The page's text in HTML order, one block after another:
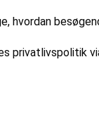
privatlivspolitik